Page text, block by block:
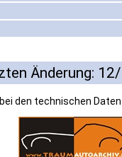
Änderung:
den technischen